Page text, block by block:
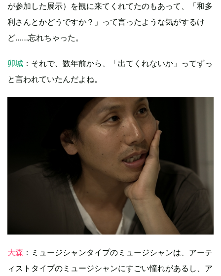
が参加した展示）を観に来てくれてたのもあって、「和多
利さんとかどうですか？」って言ったような気がするけ
ど……忘れちゃった。
卯城 ：それで、数年前から、「出てくれないか」ってずっ
と言われていたんだよね。
大森 ：ミュージシャンタイプのミュージシャンは、アーテ
ィストタイプのミュージシャンにすごい憧れがあるし、ア